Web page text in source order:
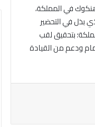
في المملكة،
بذل في التحضير
بتحقيق لقب
ودعم من القيادة